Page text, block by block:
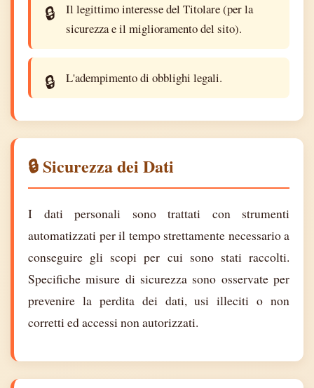
Il legittimo interesse del Titolare (per la
sicurezza e il miglioramento del sito).
L'adempimento di obblighi legali.
🔒 Sicurezza dei Dati
I dati personali sono trattati con strumenti
automatizzati per il tempo strettamente necessario a
conseguire gli scopi per cui sono stati raccolti.
Specifiche misure di sicurezza sono osservate per
prevenire la perdita dei dati, usi illeciti o non
corretti ed accessi non autorizzati.